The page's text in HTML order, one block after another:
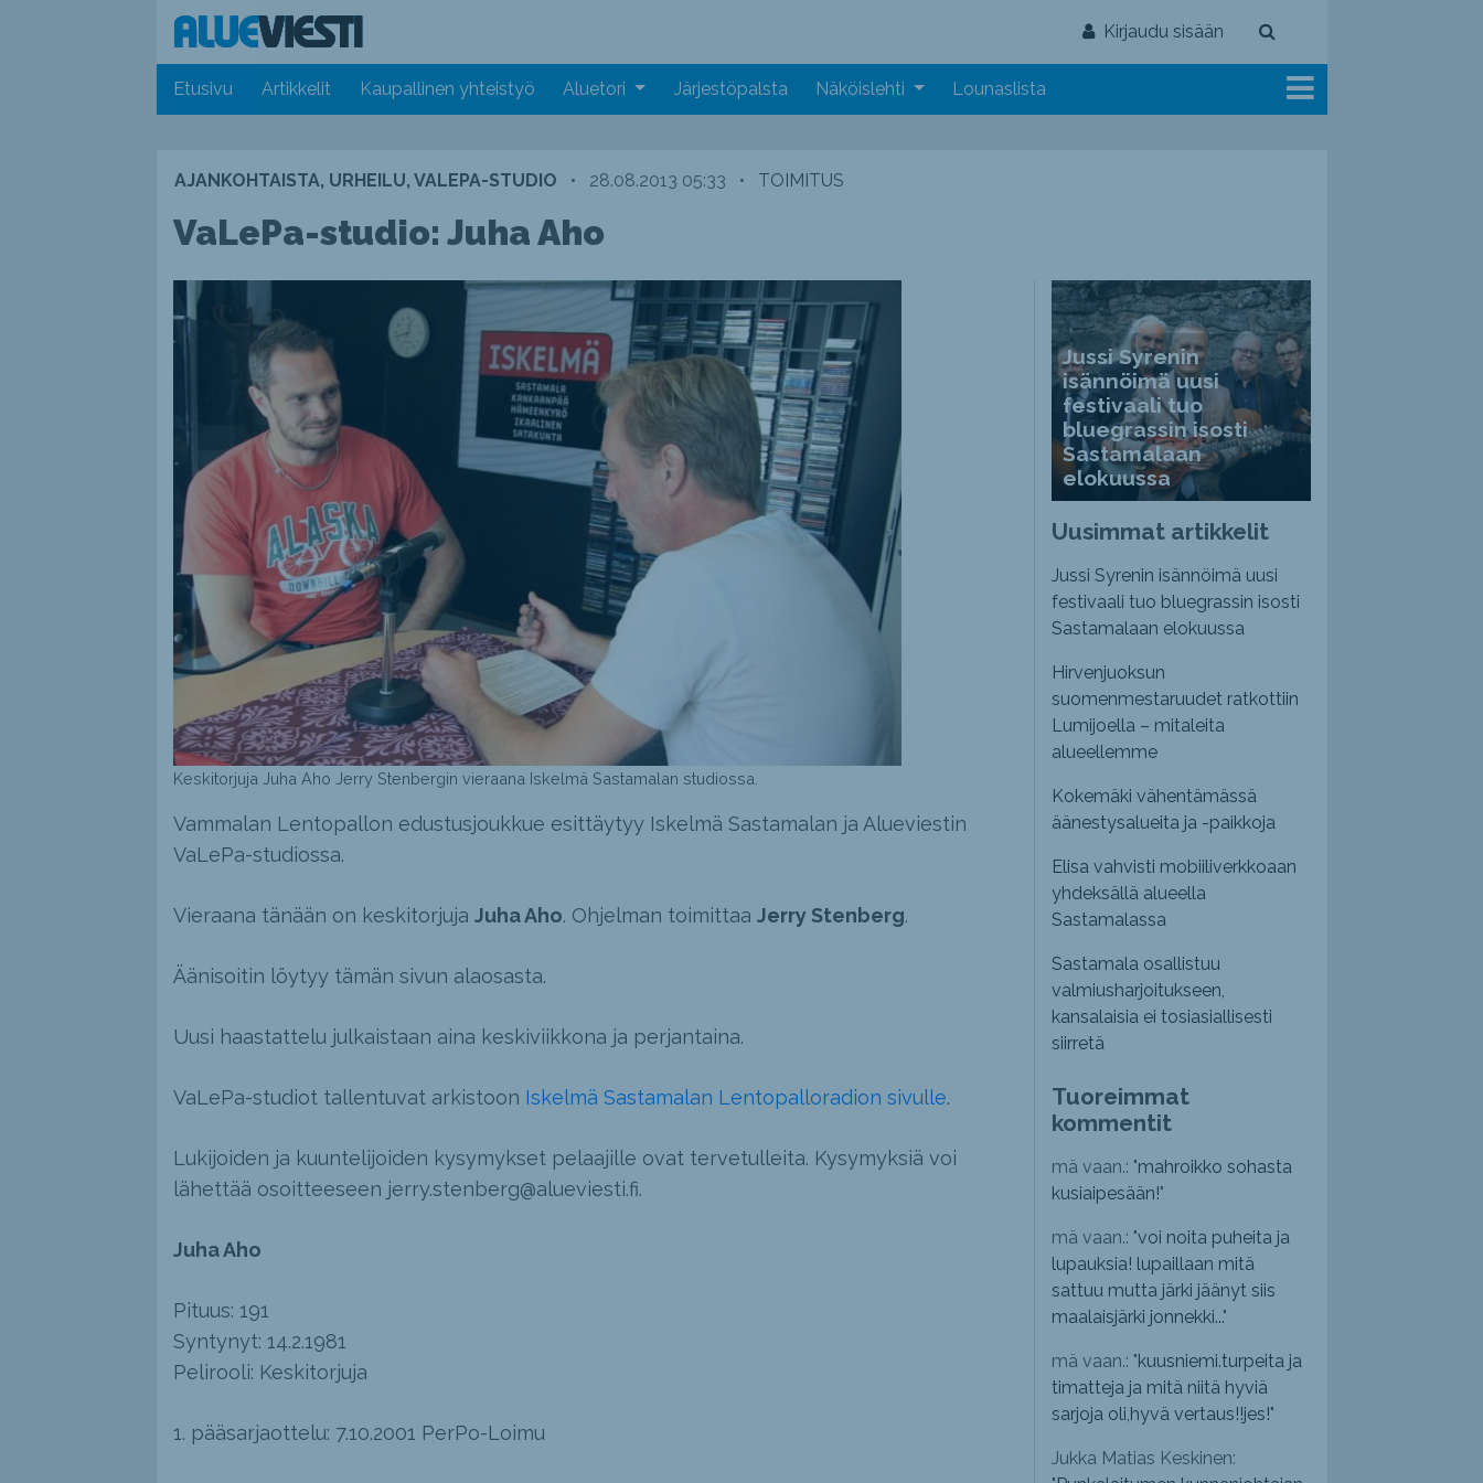
Kirjaudu sisään
Etusivu Artikkelit Kaupallinen yhteistyö Aluetori Järjestöpalsta Näköislehti Lounaslista
AJANKOHTAISTA, URHEILU, VALEPA-STUDIO • 28.08.2013 05:33 • TOIMITUS
VaLePa-studio: Juha Aho
Keskitorjuja Juha Aho Jerry Stenbergin vieraana Iskelmä Sastamalan studiossa.
Vammalan Lentopallon edustusjoukkue esittäytyy Iskelmä Sastamalan ja Alueviestin
VaLePa-studiossa.
Vieraana tänään on keskitorjuja Juha Aho. Ohjelman toimittaa Jerry Stenberg.
Äänisoitin löytyy tämän sivun alaosasta.
Uusi haastattelu julkaistaan aina keskiviikkona ja perjantaina.
VaLePa-studiot tallentuvat arkistoon Iskelmä Sastamalan Lentopalloradion sivulle.
Lukijoiden ja kuuntelijoiden kysymykset pelaajille ovat tervetulleita. Kysymyksiä voi
lähettää osoitteeseen jerry.stenberg@alueviesti.fi.
Juha Aho
Pituus: 191
Syntynyt: 14.2.1981
Pelirooli: Keskitorjuja
1. pääsarjaottelu: 7.10.2001 PerPo-Loimu
Jussi Syrenin
isännöimä uusi
festivaali tuo
bluegrassin isosti
Sastamalaan
elokuussa
Uusimmat artikkelit
Jussi Syrenin isännöimä uusi
festivaali tuo bluegrassin isosti
Sastamalaan elokuussa
Hirvenjuoksun
suomenmestaruudet ratkottiin
Lumijoella – mitaleita
alueellemme
Kokemäki vähentämässä
äänestysalueita ja -paikkoja
Elisa vahvisti mobiiliverkkoaan
yhdeksällä alueella
Sastamalassa
Sastamala osallistuu
valmiusharjoitukseen,
kansalaisia ei tosiasiallisesti
siirretä
Tuoreimmat
kommentit
mä vaan.: "mahroikko sohasta
kusiaipesään!"
mä vaan.: "voi noita puheita ja
lupauksia! lupaillaan mitä
sattuu mutta järki jäänyt siis
maalaisjärki jonnekki..."
mä vaan.: "kuusniemi.turpeita ja
timatteja ja mitä niitä hyviä
sarjoja oli,hyvä vertaus!!jes!"
Jukka Matias Keskinen: